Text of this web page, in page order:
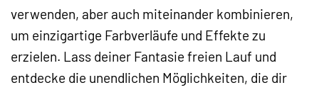
verwenden, aber auch miteinander kombinieren,
um einzigartige Farbverläufe und Effekte zu
erzielen. Lass deiner Fantasie freien Lauf und
entdecke die unendlichen Möglichkeiten, die dir